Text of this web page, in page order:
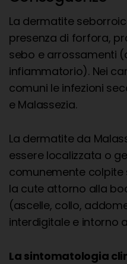
La dermatite
presenza di forfora,
sebo e arrossamenti
infiammatorio). Nei
comuni le infezioni
e Malassezia.
La dermatite da
essere localizzata o
comunemente colpite
la cute attorno alla
(ascelle, collo,
interdigitale e intorno
La sintomatologia